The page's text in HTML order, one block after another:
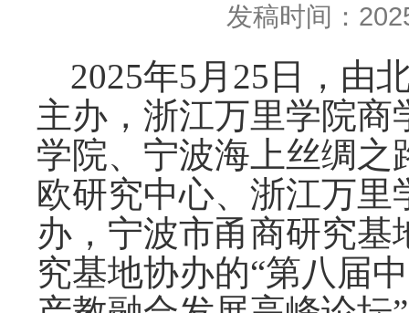
发稿时间：
2025年5月25日，由
主办，浙江万里学院
学院、宁波海上丝绸之
欧研究中心、浙江万
办，宁波市甬商研究基
究基地协办的“第八届